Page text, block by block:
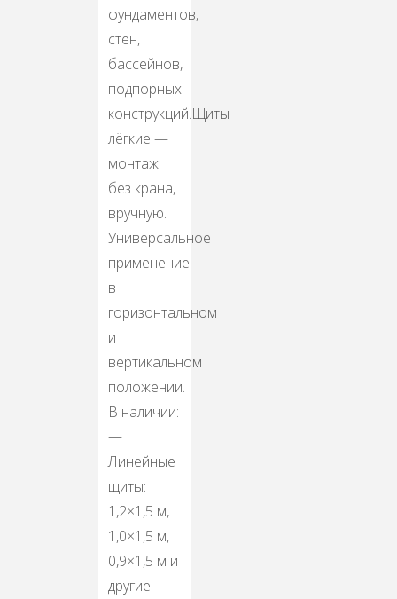
фундаментов,
стен,
бассейнов,
подпорных
конструкций.Щиты
лёгкие —
монтаж
без крана,
вручную.
Универсальное
применение
в
горизонтальном
и
вертикальном
положении.
В наличии:
—
Линейные
щиты:
1,2×1,5 м,
1,0×1,5 м,
0,9×1,5 м и
другие